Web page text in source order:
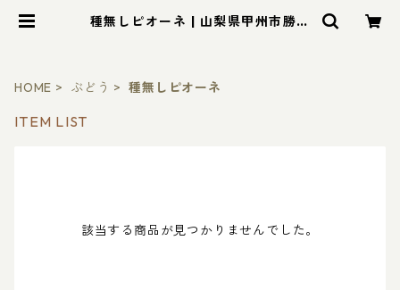
種無しピオーネ | 山梨県甲州市勝沼
HOME ぶどう 種無しピオーネ
ITEM LIST
該当する商品が見つかりませんでした。